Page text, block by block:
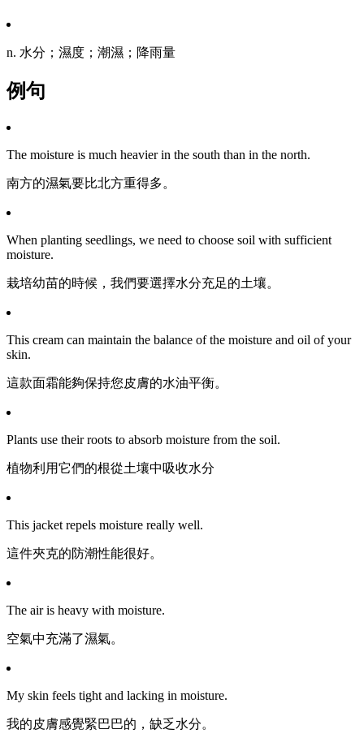
n. 水分；濕度；潮濕；降雨量
例句
The moisture is much heavier in the south than in the north.
南方的濕氣要比北方重得多。
When planting seedlings, we need to choose soil with sufficient
moisture.
栽培幼苗的時候，我們要選擇水分充足的土壤。
This cream can maintain the balance of the moisture and oil of your
skin.
這款面霜能夠保持您皮膚的水油平衡。
Plants use their roots to absorb moisture from the soil.
植物利用它們的根從土壤中吸收水分
This jacket repels moisture really well.
這件夾克的防潮性能很好。
The air is heavy with moisture.
空氣中充滿了濕氣。
My skin feels tight and lacking in moisture.
我的皮膚感覺緊巴巴的，缺乏水分。